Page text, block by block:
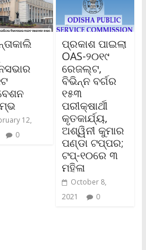
12,
0
ପ୍ରକାଶ ପାଇଲା
OAS-୨୦୧୯
ରେଜଲ୍ଟ,
ବିଭିନ୍ନ ବର୍ଗର
୧୫୩
ପରୀକ୍ଷାର୍ଥୀ
କୃତକାର୍ଯ୍ୟ,
ଅଶ୍ୱିନୀ କୁମାର
ପଣ୍ଡା ଟପ୍ପର;
ଟପ୍-୧୦ରେ ୩
ମହିଳା
October 8,
2021
0